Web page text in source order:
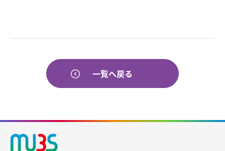
一覧へ戻る